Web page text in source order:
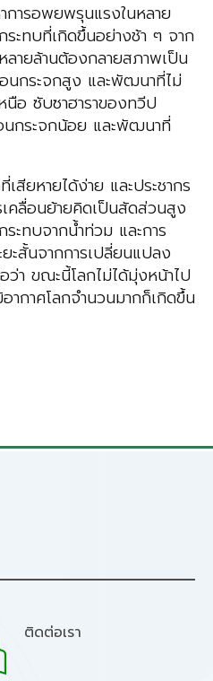
ารอพยพรุนแรงในหลาย
ะทบที่เกิดขึ้นอย่างช้า ๆ จาก
ายล้านต้องกลายสภาพเป็น
นกระจกสูง และพัฒนาที่ไม่
นือ ซับซาฮาราของทวีป
นกระจกน้อย และพัฒนาที่
ยหายได้ง่าย และประชากร
คลื่อนย้ายคิดเป็นสัดส่วนสูง
ะทบจากน้ำท่วม และการ
ะสั้นจากการเปลี่ยนแปลง
า ขณะนี้โลกไม่ได้มุ่งหน้าไป
กาศโลกจำนวนมากก็เกิดขึ้น
ติดต่อเรา